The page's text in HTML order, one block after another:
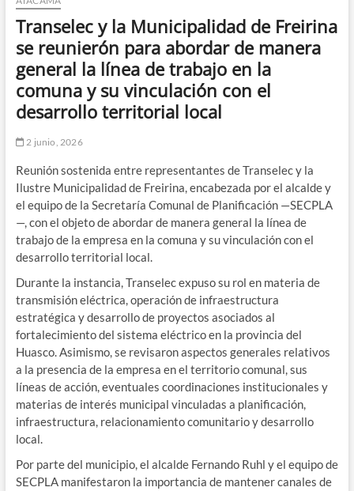
Transelec y la Municipalidad de Freirina
se reunierón para abordar de manera
general la línea de trabajo en la
comuna y su vinculación con el
desarrollo territorial local
2 junio, 2026
Reunión sostenida entre representantes de Transelec y la
Ilustre Municipalidad de Freirina, encabezada por el alcalde y
el equipo de la Secretaría Comunal de Planificación —SECPLA
—, con el objeto de abordar de manera general la línea de
trabajo de la empresa en la comuna y su vinculación con el
desarrollo territorial local.
Durante la instancia, Transelec expuso su rol en materia de
transmisión eléctrica, operación de infraestructura
estratégica y desarrollo de proyectos asociados al
fortalecimiento del sistema eléctrico en la provincia del
Huasco. Asimismo, se revisaron aspectos generales relativos
a la presencia de la empresa en el territorio comunal, sus
líneas de acción, eventuales coordinaciones institucionales y
materias de interés municipal vinculadas a planificación,
infraestructura, relacionamiento comunitario y desarrollo
local.
Por parte del municipio, el alcalde Fernando Ruhl y el equipo de
SECPLA manifestaron la importancia de mantener canales de